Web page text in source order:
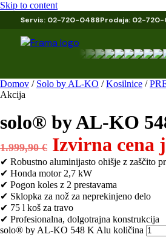
Skip to content
Servis: 02-720-0488Prodaja: 02-
Domov / Solo by AL-KO /Kosilnice /
Akcija
solo® by AL-KO
1.999,90€ Izvirna cena
✔ Robustno aluminijasto ohišje z zaščito
✔ Honda motor 2,7 kW
✔ Pogon koles z 2 prestavama
✔ Sklopka za nož za neprekinjeno delo
✔ 75 l koš za travo
✔ Profesionalna, dolgotrajna konstrukcija
solo® by AL-KO 548 K Alu količina